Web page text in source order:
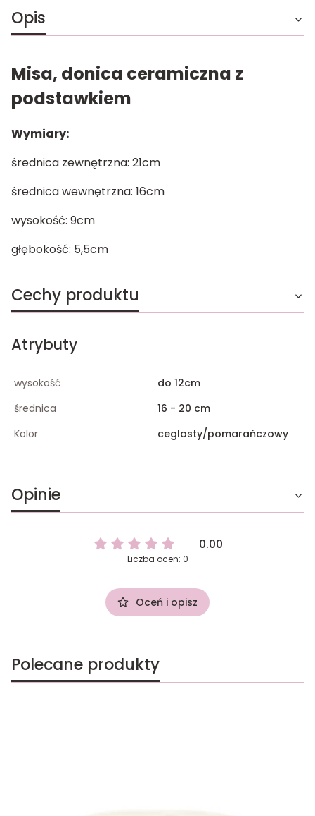
Opis
Misa, donica ceramiczna z
podstawkiem
Wymiary:
średnica zewnętrzna: 21cm
średnica wewnętrzna: 16cm
wysokość: 9cm
głębokość: 5,5cm
Cechy produktu
Atrybuty
wysokość
do 12cm
średnica
16 - 20 cm
Kolor
ceglasty/pomarańczowy
Opinie
0.00
Liczba ocen: 0
Oceń i opisz
Polecane produkty